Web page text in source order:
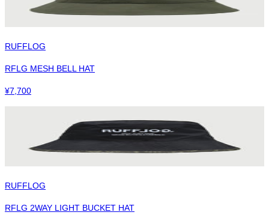
RUFFLOG
RFLG MESH BELL HAT
¥7,700
RUFFLOG
RFLG 2WAY LIGHT BUCKET HAT